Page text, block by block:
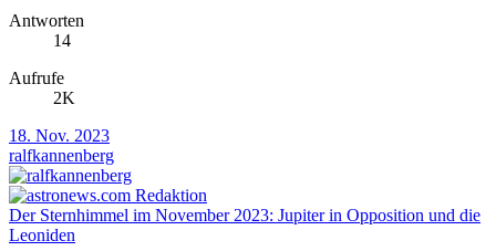
Antworten
14
Aufrufe
2K
18. Nov. 2023
ralfkannenberg
Der Sternhimmel im November 2023: Jupiter in Opposition und die
Leoniden